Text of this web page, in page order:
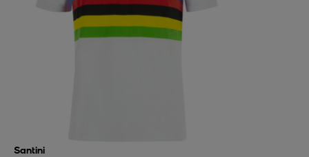
Santini